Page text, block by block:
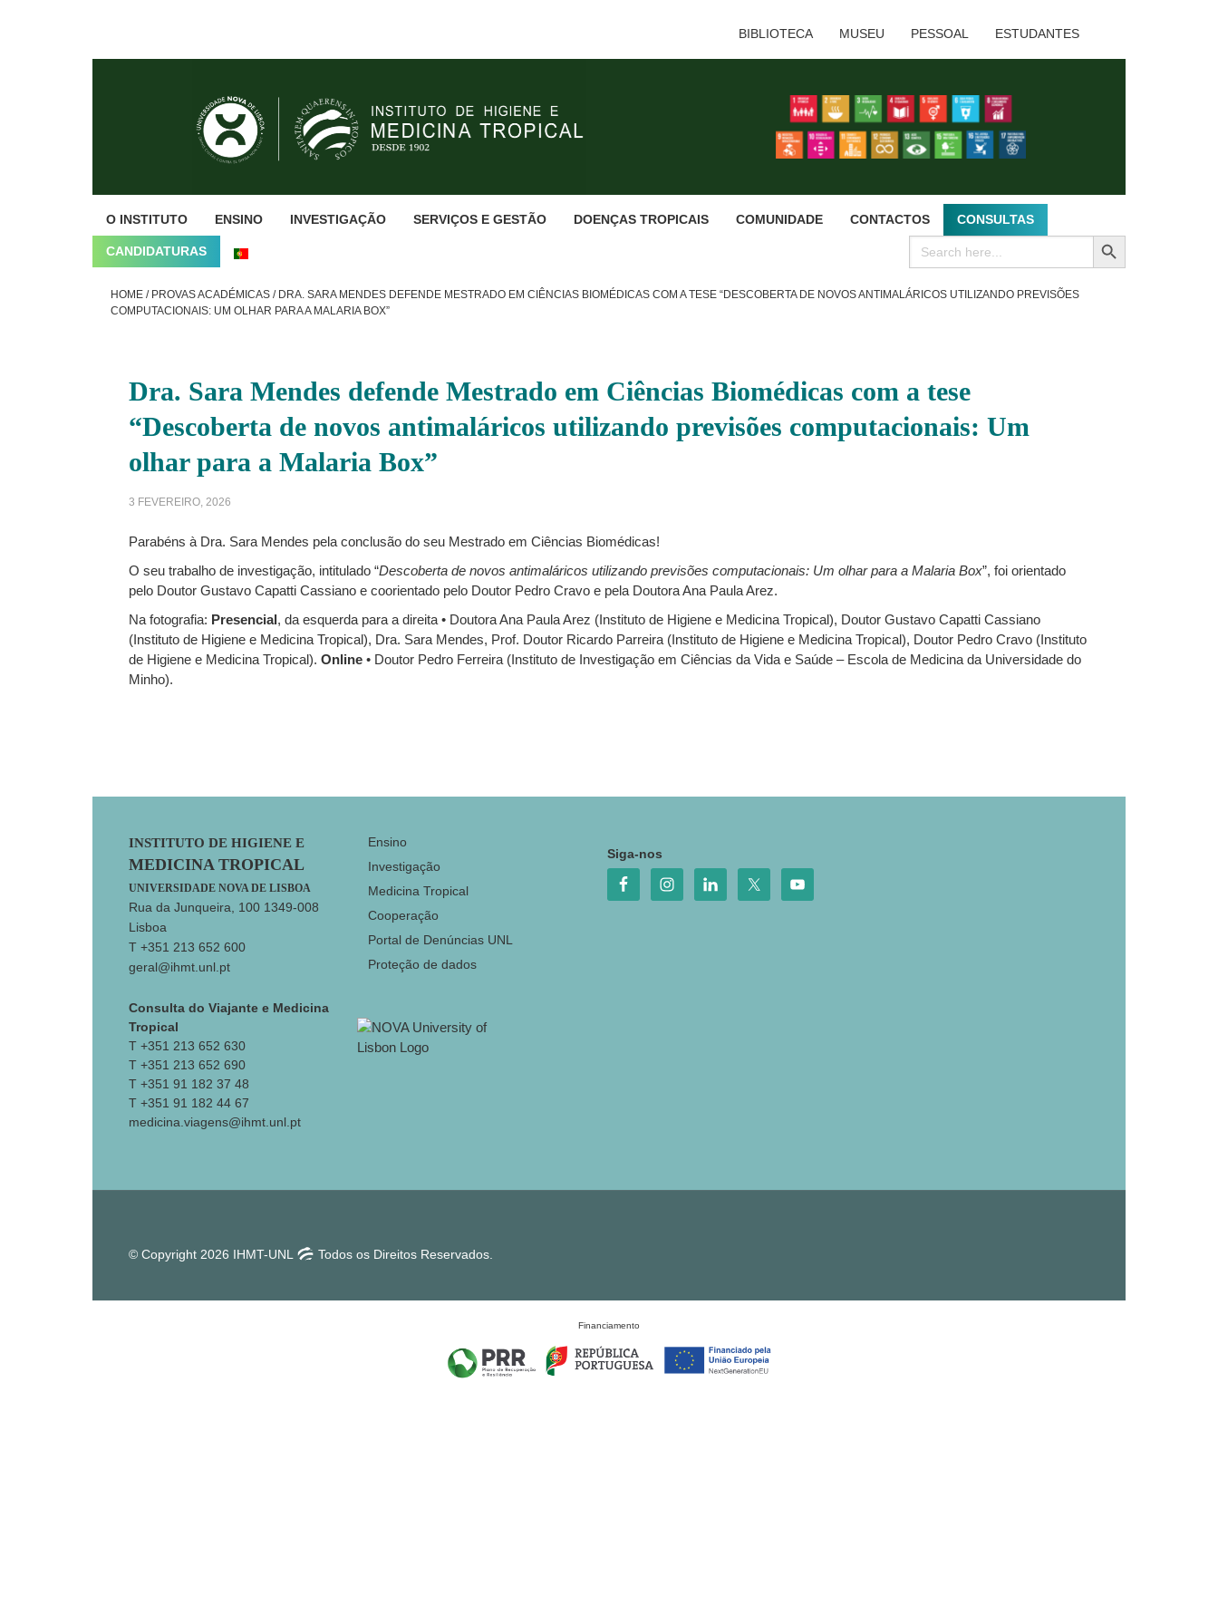
BIBLIOTECA MUSEU PESSOAL ESTUDANTES
O INSTITUTO ENSINO INVESTIGAÇÃO SERVIÇOS E GESTÃO DOENÇAS TROPICAIS COMUNIDADE CONTACTOS CONSULTAS
CANDIDATURAS
Search
for:
SEARCH BUTTON
HOME / PROVAS ACADÉMICAS /DRA. SARA MENDES DEFENDE MESTRADO EM CIÊNCIAS BIOMÉDICAS COM A TESE “DESCOBERTA DE NOVOS ANTIMALÁRICOS UTILIZANDO PREVISÕES
COMPUTACIONAIS: UM OLHAR PARA A MALARIA BOX”
Dra. Sara Mendes defende Mestrado em Ciências Biomédicas com a tese
“Descoberta de novos antimaláricos utilizando previsões computacionais: Um
olhar para a Malaria Box”
3 FEVEREIRO, 2026
Parabéns à Dra. Sara Mendes pela conclusão do seu Mestrado em Ciências Biomédicas!
O seu trabalho de investigação, intitulado “Descoberta de novos antimaláricos utilizando previsões computacionais: Um olhar para a Malaria Box”, foi orientado
pelo Doutor Gustavo Capatti Cassiano e coorientado pelo Doutor Pedro Cravo e pela Doutora Ana Paula Arez.
Na fotografia: Presencial, da esquerda para a direita • Doutora Ana Paula Arez (Instituto de Higiene e Medicina Tropical), Doutor Gustavo Capatti Cassiano
(Instituto de Higiene e Medicina Tropical), Dra. Sara Mendes, Prof. Doutor Ricardo Parreira (Instituto de Higiene e Medicina Tropical), Doutor Pedro Cravo (Instituto
de Higiene e Medicina Tropical). Online • Doutor Pedro Ferreira (Instituto de Investigação em Ciências da Vida e Saúde – Escola de Medicina da Universidade do
Minho).
Footer
INSTITUTO DE HIGIENE E
MEDICINA TROPICAL
UNIVERSIDADE NOVA DE LISBOA
Rua da Junqueira, 100 1349-008
Lisboa
T +351 213 652 600
geral@ihmt.unl.pt
Consulta do Viajante e Medicina
Tropical
T +351 213 652 630
T +351 213 652 690
T +351 91 182 37 48
T +351 91 182 44 67
medicina.viagens@ihmt.unl.pt
Ensino
Investigação
Medicina Tropical
Cooperação
Portal de Denúncias UNL
Proteção de dados
Siga-nos
© Copyright 2026 IHMT-UNL Todos os Direitos Reservados.
Financiamento